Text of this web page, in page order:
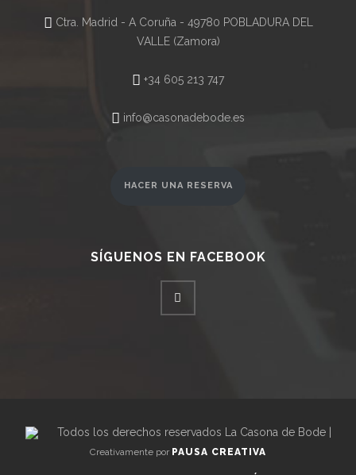
Ctra. Madrid - A Coruña - 49780 POBLADURA DEL
VALLE (Zamora)
+34 605 213 747
info@casonadebode.es
HACER UNA RESERVA
SÍGUENOS EN FACEBOOK
Todos los derechos reservados La Casona de Bode |
Creativamente por PAUSA CREATIVA